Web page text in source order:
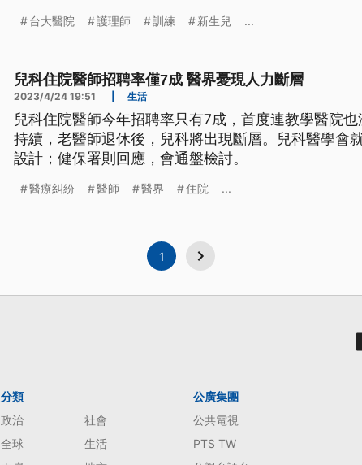
台大醫院 護理師 訓練 新生兒 ...
兒科住院醫師招聘率僅7成 醫界憂現人力斷層
2023/4/24 19:51 生活
兒科住院醫師今年招聘率只有7成，首度連教學醫院
持續，老醫師退休後，兒科將出現斷層。兒科醫學會
設計；健保署則回應，會通盤檢討。
醫療糾紛 醫師 醫界 住院 ...
1
分類
政治
社會
全球
生活
公廣集團
公共電視
PTS TW